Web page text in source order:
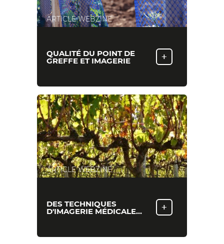
ARTICLE WEBZINE
QUALITÉ DU POINT DE
GREFFE ET IMAGERIE +
ARTICLE WEBZINE
DES TECHNIQUES
D'IMAGERIE MÉDICALE… +